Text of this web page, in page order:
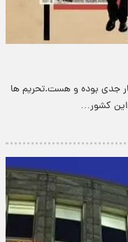
جدی بوده و هست.تحریم ها
این کشور…